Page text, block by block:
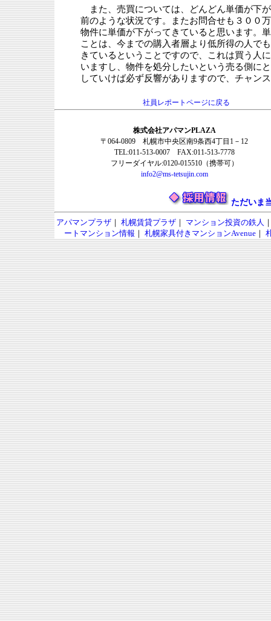
また、売買については、どんどん単価が下
前のような状況です。またお問合せも３００
物件に単価が下がってきていると思います。
ことは、今までの購入者層より低所得の人で
きているということですので、これは買う人
いますし、物件を処分したいという売る側に
していけば必ず反響がありますので、チャン
社員レポートページに戻る
株式会社アパマンPLAZA
〒064-0809 札幌市中央区南9条西4丁目1－12
TEL:011-513-0007 FAX:011-513-7778
フリーダイヤル:0120-015510（携帯可）
info2@ms-tetsujin.com
ただいま
アパマンプラザ｜ 札幌賃貸プラザ｜ マンション投資の鉄人
ートマンション情報 ｜ 札幌家具付きマンションAvenue ｜